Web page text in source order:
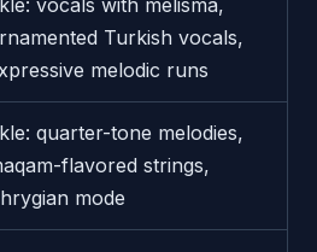
vocals with melisma,
Turkish vocals,
melodic runs
quarter-tone melodies,
flavored strings,
mode